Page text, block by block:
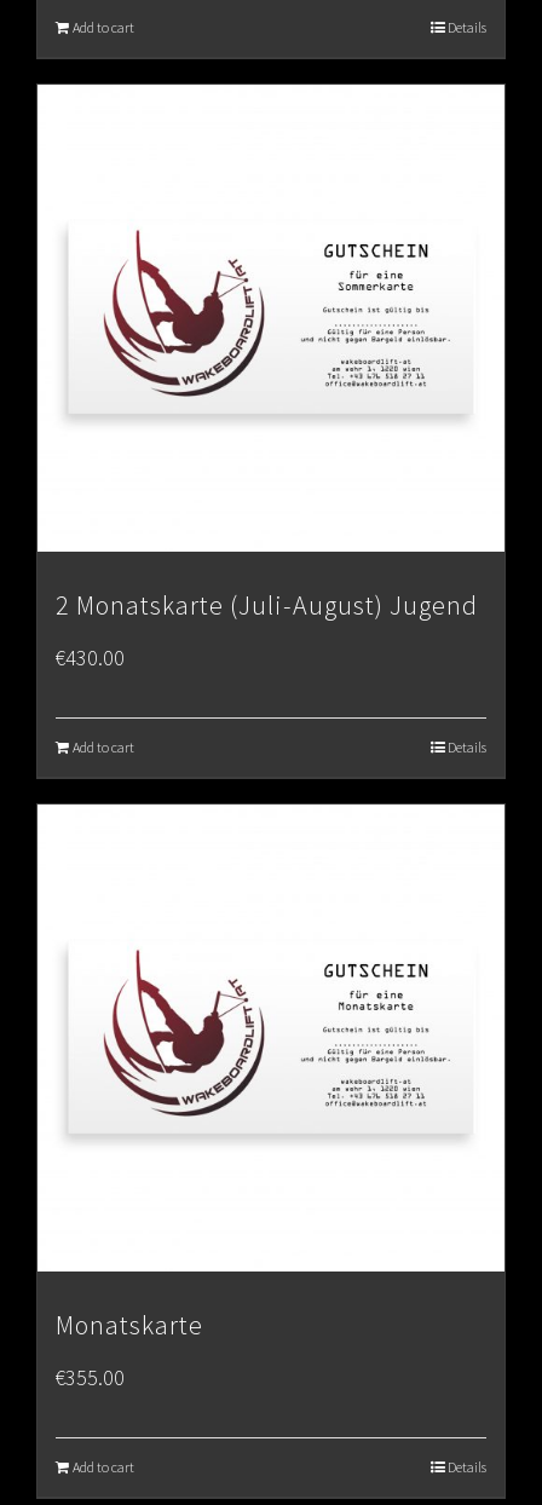
Add to cart Details
2 Monatskarte (Juli-August) Jugend
€430.00
Add to cart Details
Monatskarte
€355.00
Add to cart Details